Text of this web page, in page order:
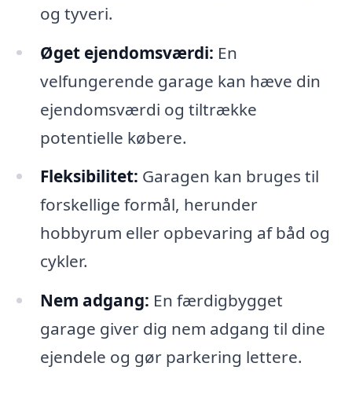
og tyveri.
Øget ejendomsværdi: En
velfungerende garage kan hæve din
ejendomsværdi og tiltrække
potentielle købere.
Fleksibilitet: Garagen kan bruges til
forskellige formål, herunder
hobbyrum eller opbevaring af båd og
cykler.
Nem adgang: En færdigbygget
garage giver dig nem adgang til dine
ejendele og gør parkering lettere.